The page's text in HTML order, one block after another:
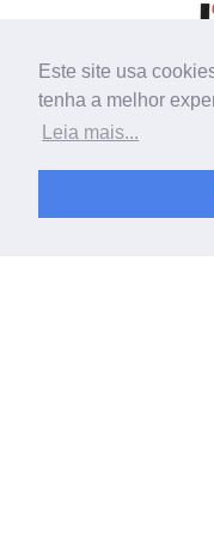
Este site usa
tenha a melhor
Leia mais...
Tag:painel